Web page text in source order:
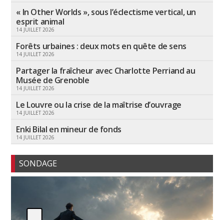
« In Other Worlds », sous l’éclectisme vertical, un
esprit animal
14 JUILLET 2026
Forêts urbaines : deux mots en quête de sens
14 JUILLET 2026
Partager la fraîcheur avec Charlotte Perriand au
Musée de Grenoble
14 JUILLET 2026
Le Louvre ou la crise de la maîtrise d’ouvrage
14 JUILLET 2026
Enki Bilal en mineur de fonds
14 JUILLET 2026
SONDAGE